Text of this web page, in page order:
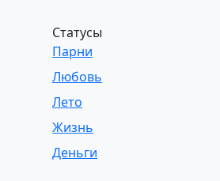
Статусы
Парни
Любовь
Лето
Жизнь
Деньги